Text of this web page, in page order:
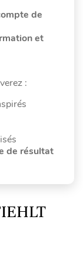
de
et
:
de résultat